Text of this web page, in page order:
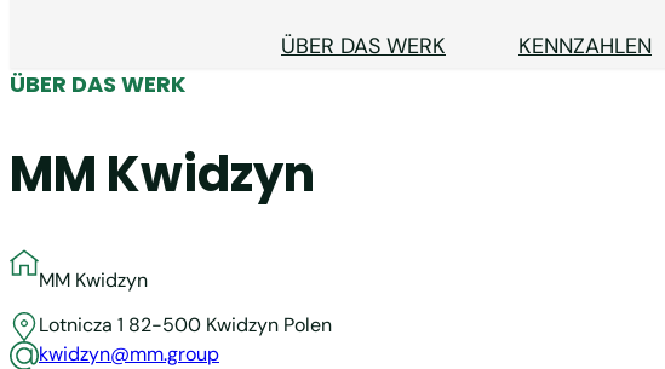
ÜBER DAS WERK KENNZAHLEN
ÜBER DAS WERK
MM Kwidzyn
MM Kwidzyn
Lotnicza 1 82-500 Kwidzyn Polen
kwidzyn@mm.group